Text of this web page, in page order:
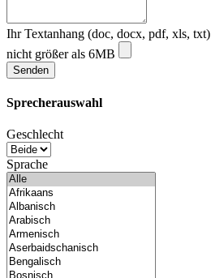
Ihr Textanhang (doc, docx, pdf, xls, txt)
nicht größer als 6MB
Sprecherauswahl
Geschlecht
Sprache